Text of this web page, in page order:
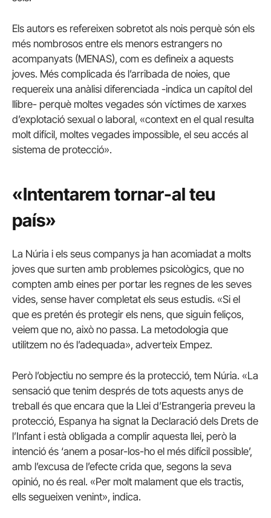
Els autors es refereixen sobretot als nois perquè són els
més nombrosos entre els menors estrangers no
acompanyats (MENAS), com es defineix a aquests
joves. Més complicada és l’arribada de noies, que
requereix una anàlisi diferenciada -indica un capítol del
llibre- perquè moltes vegades són víctimes de xarxes
d’explotació sexual o laboral, «context en el qual resulta
molt difícil, moltes vegades impossible, el seu accés al
sistema de protecció».
«Intentarem tornar-al teu
país»
La Núria i els seus companys ja han acomiadat a molts
joves que surten amb problemes psicològics, que no
compten amb eines per portar les regnes de les seves
vides, sense haver completat els seus estudis. «Si el
que es pretén és protegir els nens, que siguin feliços,
veiem que no, això no passa. La metodologia que
utilitzem no és l’adequada», adverteix Empez.
Però l’objectiu no sempre és la protecció, tem Núria. «La
sensació que tenim després de tots aquests anys de
treball és que encara que la Llei d’Estrangeria preveu la
protecció, Espanya ha signat la Declaració dels Drets de
l’Infant i està obligada a complir aquesta llei, però la
intenció és ‘anem a posar-los-ho el més difícil possible’,
amb l’excusa de l’efecte crida que, segons la seva
opinió, no és real. «Per molt malament que els tractis,
ells segueixen venint», indica.